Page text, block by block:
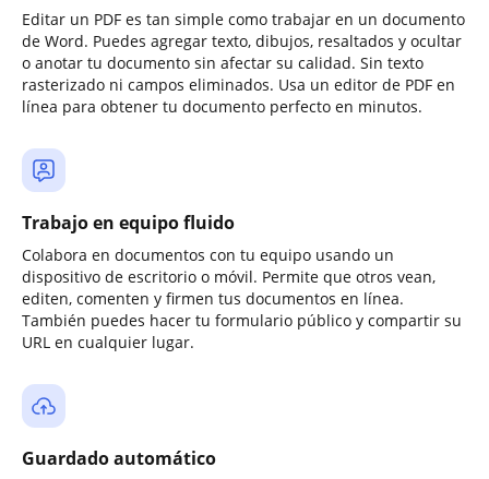
Editar un PDF es tan simple como trabajar en un documento
de Word. Puedes agregar texto, dibujos, resaltados y ocultar
o anotar tu documento sin afectar su calidad. Sin texto
rasterizado ni campos eliminados. Usa un editor de PDF en
línea para obtener tu documento perfecto en minutos.
Trabajo en equipo fluido
Colabora en documentos con tu equipo usando un
dispositivo de escritorio o móvil. Permite que otros vean,
editen, comenten y firmen tus documentos en línea.
También puedes hacer tu formulario público y compartir su
URL en cualquier lugar.
Guardado automático